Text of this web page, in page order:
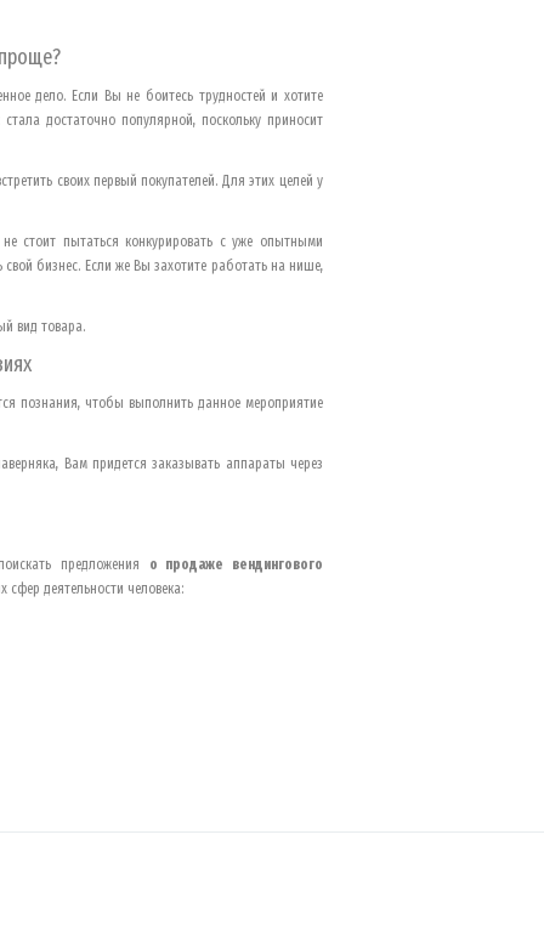
дело. Если Вы не боитесь трудностей и хотите
достаточно популярной, поскольку приносит
своих первый покупателей. Для этих целей у
стоит пытаться конкурировать с уже опытными
бизнес. Если же Вы захотите работать на нише,
вид товара.
познания, чтобы выполнить данное мероприятие
Вам придется заказывать аппараты через
предложения о продаже вендингового
деятельности человека: